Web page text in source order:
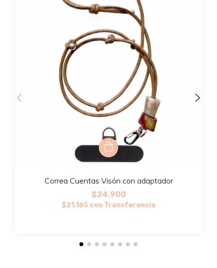
Correa Cuentas Visón con adaptador
$24.900
$21.165 con Transferencia